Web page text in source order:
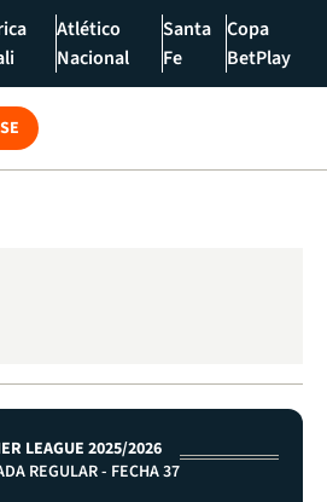
Atlético
Nacional
Santa
Fe
Copa
BetPlay
LEAGUE 2025/2026
REGULAR - FECHA 37